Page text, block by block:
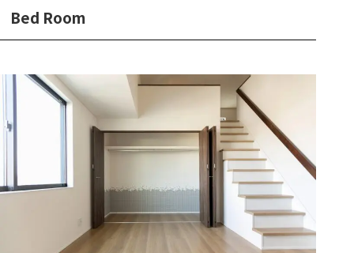
Bed Room